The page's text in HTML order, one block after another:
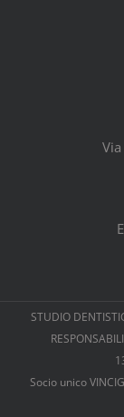
STUDIO
Socio unico